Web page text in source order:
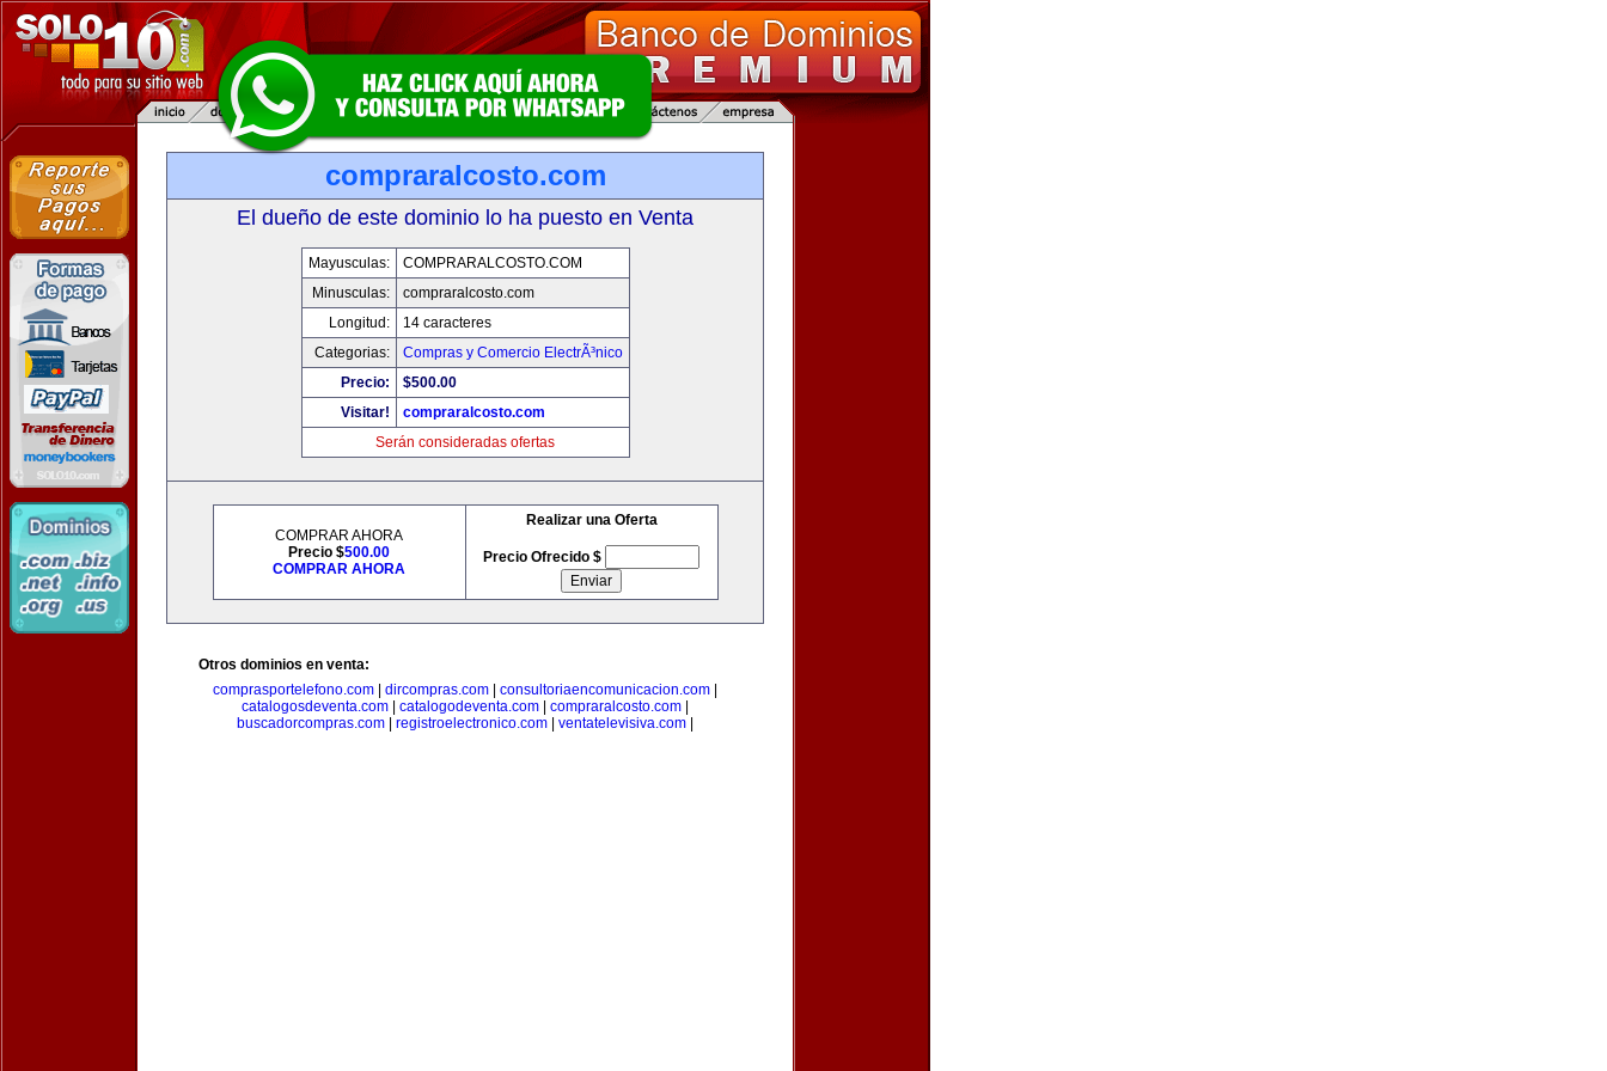
compraralcosto.com
El dueño de este dominio lo ha puesto en Venta
Mayusculas:
COMPRARALCOSTO.COM
Minusculas:
compraralcosto.com
Longitud:
14 caracteres
Categorias:
Compras y Comercio ElectrÃ³nico
Precio:
$500.00
Visitar!
compraralcosto.com
Serán consideradas ofertas
COMPRAR AHORA
Precio $500.00
COMPRAR AHORA
Realizar una Oferta
Precio Ofrecido $
Otros dominios en venta:
comprasportelefono.com
dircompras.com consultoriaencomunicacion.com
catalogosdeventa.com
catalogodeventa.com compraralcosto.com
buscadorcompras.com
registroelectronico.com ventatelevisiva.com